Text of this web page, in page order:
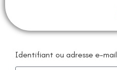
Identifiant ou adresse e-mail